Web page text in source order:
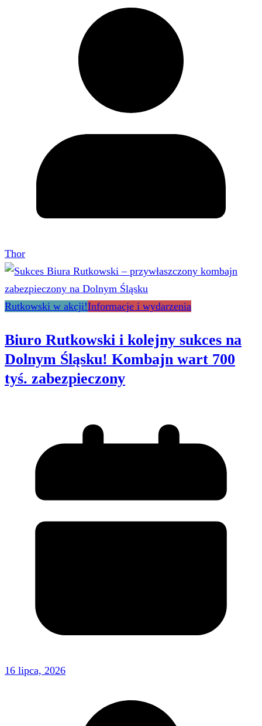
Thor
Rutkowski w akcji!Informacje i wydarzenia
Biuro Rutkowski i kolejny sukces na
Dolnym Śląsku! Kombajn wart 700
tyś. zabezpieczony
16 lipca, 2026